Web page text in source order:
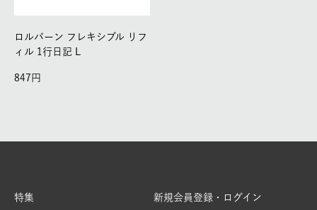
ロルバーン フレキシブル リフ
ィル 1行日記 L
847
特集 新規会員登録・ログイン